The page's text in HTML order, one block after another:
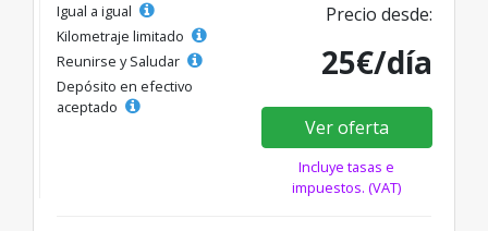
Igual a igual
Kilometraje limitado
Reunirse y Saludar
Depósito en efectivo
aceptado
Precio desde:
25€/día
Ver oferta
Incluye tasas e
impuestos. (VAT)